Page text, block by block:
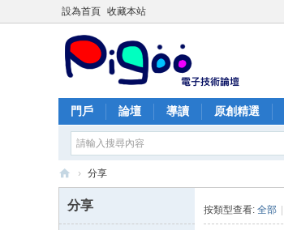
設為首頁 收藏本站
門戶 論壇 導讀 原創精選
› 分享
分享 按類型查看: 全部